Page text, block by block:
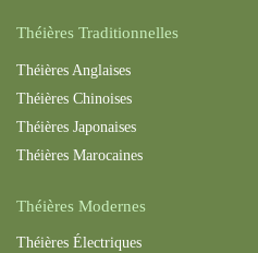
Théières Traditionnelles
Théières Anglaises
Théières Chinoises
Théières Japonaises
Théières Marocaines
Théières Modernes
Théières Électriques